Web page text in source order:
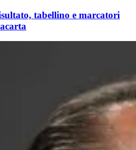
tabellino e marcatori